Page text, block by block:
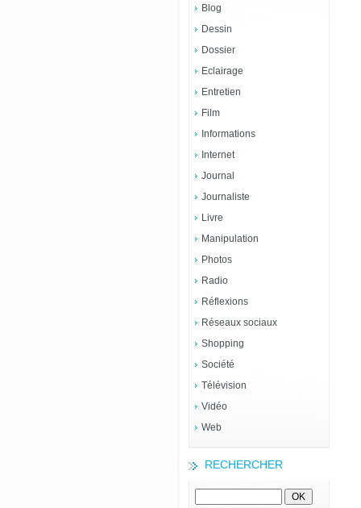
Blog
Dessin
Dossier
Eclairage
Entretien
Film
Informations
Internet
Journal
Journaliste
Livre
Manipulation
Photos
Radio
Réflexions
Réseaux sociaux
Shopping
Société
Télévision
Vidéo
Web
RECHERCHER